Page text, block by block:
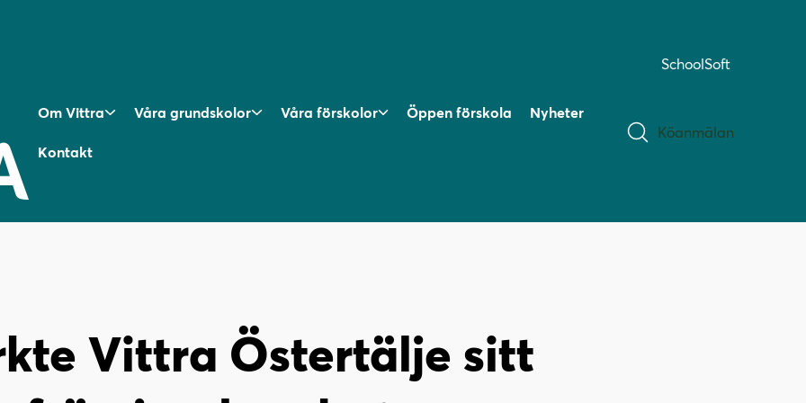
Om Vittra Våra grundskolor Våra förskolor Öppen förskola Nyheter
Kontakt
SchoolSoft
Köanmälan
Vittra Östertälje sitt